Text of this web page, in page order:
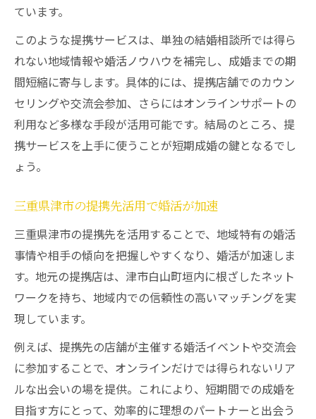
ています。
このような提携サービスは、単独の結婚相談所では得ら
れない地域情報や婚活ノウハウを補完し、成婚までの期
間短縮に寄与します。具体的には、提携店舗でのカウン
セリングや交流会参加、さらにはオンラインサポートの
利用など多様な手段が活用可能です。結局のところ、提
携サービスを上手に使うことが短期成婚の鍵となるでし
ょう。
三重県津市の提携先活用で婚活が加速
三重県津市の提携先を活用することで、地域特有の婚活
事情や相手の傾向を把握しやすくなり、婚活が加速しま
す。地元の提携店は、津市白山町垣内に根ざしたネット
ワークを持ち、地域内での信頼性の高いマッチングを実
現しています。
例えば、提携先の店舗が主催する婚活イベントや交流会
に参加することで、オンラインだけでは得られないリア
ルな出会いの場を提供。これにより、短期間での成婚を
目指す方にとって、効率的に理想のパートナーと出会う